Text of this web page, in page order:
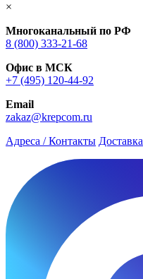
×
Многоканальный по РФ
8 (800) 333‑21-68
Офис в МСК
+7 (495) 120-44-92
Email
zakaz@krepcom.ru
Адреса / Контакты Доставка